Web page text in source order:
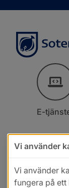
E-
Vi använder
Vi använder
fungera på ett